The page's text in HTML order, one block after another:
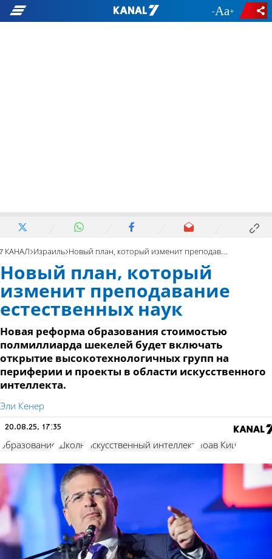
- +
7 КАНАЛ Израиль Новый план, который изменит преподавание естественных наук
Новый план, который
изменит преподавание
естественных наук
Новая реформа образования стоимостью
полмиллиарда шекелей будет включать
открытие высокотехнологичных групп на
периферии и проекты в области искусственного
интеллекта.
Эли Кенер
20.08.25, 17:35
образование Школы искусственный интеллект Йоав Киш